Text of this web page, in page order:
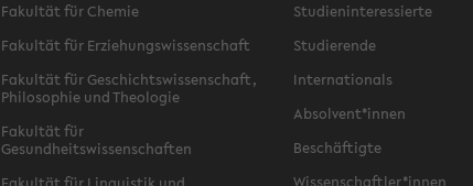
Fakultät für Chemie
Fakultät für Erziehungswissenschaft
Fakultät für Geschichtswissenschaft,
Philosophie und Theologie
Fakultät für
Gesundheitswissenschaften
Studieninteressierte
Studierende
Internationals
Absolvent*innen
Beschäftigte